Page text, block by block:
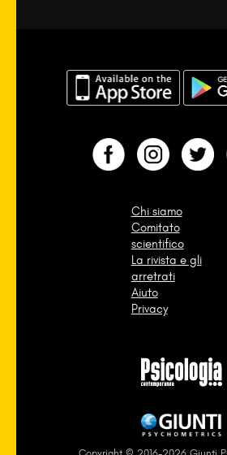
Chi siamo
Comitato
scientifico
La rivista e gli
arretrati
Aiuto
Privacy